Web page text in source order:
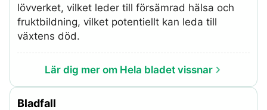
lövverket, vilket leder till försämrad hälsa och
fruktbildning, vilket potentiellt kan leda till
växtens död.
Lär dig mer om Hela bladet vissnar
Bladfall